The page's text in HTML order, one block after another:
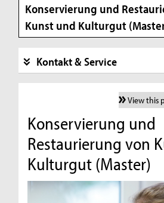
Konservierung und
Kunst und Kulturgut
Kontakt & Service
View this
Konservierung und
Restaurierung von
Kulturgut (Master)